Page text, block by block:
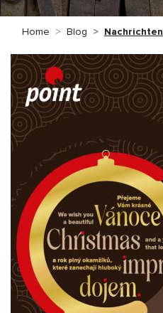
Home Blog Nachrichten